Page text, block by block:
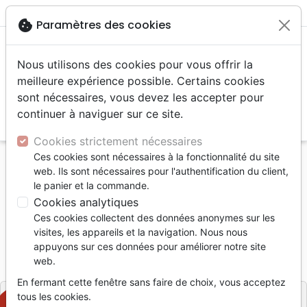
menu
Accueil Livres Etude de la Bible
Commentaires
ENTREZ DANS LA BIBLE
ENTREZ DANS LA BIBLE
TRAVIS STEPHANE
RéférenceLLBF2289 EAN9782850313431
Editeur LLB EDITIONS
cookie Paramètres des cookies
Nous utilisons des cookies pour vous offrir la
meilleure expérience possible. Certains cookies
sont nécessaires, vous devez les accepter pour
continuer à naviguer sur ce site.
Cookies strictement nécessaires
Ces cookies sont nécessaires à la fonctionnalité du site
web. Ils sont nécessaires pour l'authentification du client,
le panier et la commande.
Cookies analytiques
Ces cookies collectent des données anonymes sur les
visites, les appareils et la navigation. Nous nous
appuyons sur ces données pour améliorer notre site
web.
En fermant cette fenêtre sans faire de choix, vous acceptez
tous les cookies.